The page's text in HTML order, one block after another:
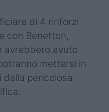
di 4 rinforzi
con Benetton,
avrebbero avuto
mettersi in
dalla pericolosa